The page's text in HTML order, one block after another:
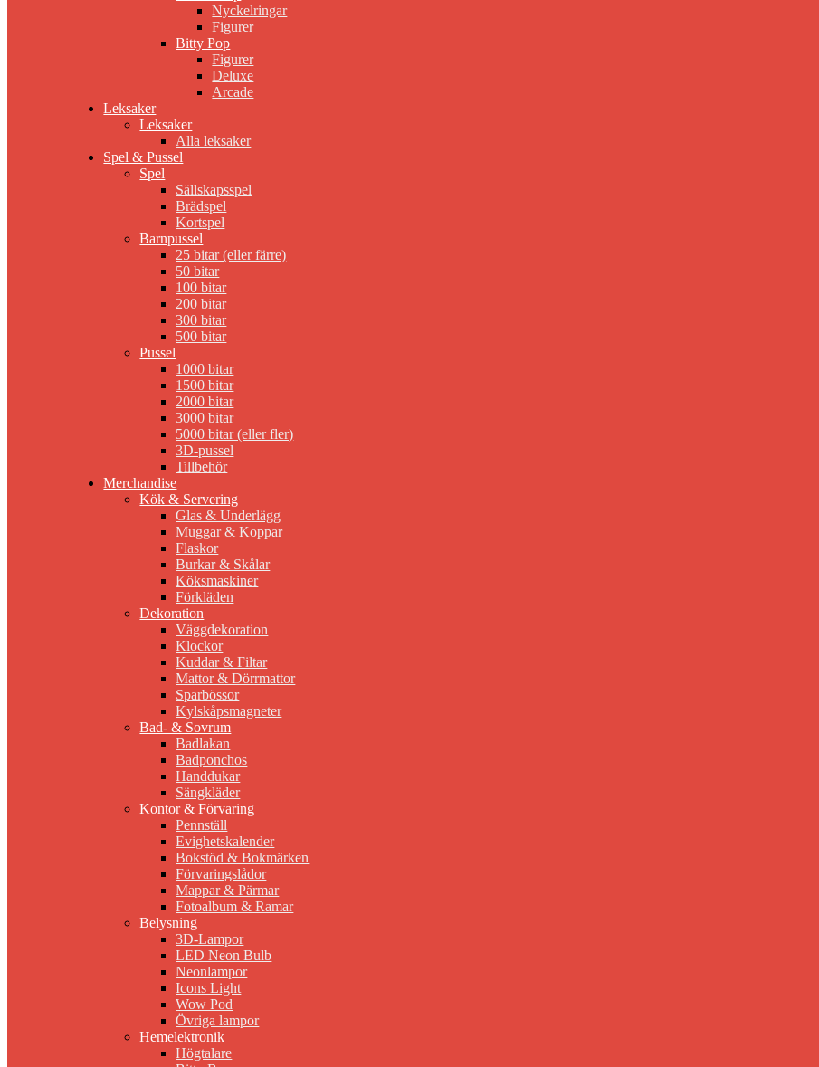
Nyckelringar
Figurer
Bitty Pop
Figurer
Deluxe
Arcade
Leksaker
Leksaker
Alla leksaker
Spel & Pussel
Spel
Sällskapsspel
Brädspel
Kortspel
Barnpussel
25 bitar (eller färre)
50 bitar
100 bitar
200 bitar
300 bitar
500 bitar
Pussel
1000 bitar
1500 bitar
2000 bitar
3000 bitar
5000 bitar (eller fler)
3D-pussel
Tillbehör
Merchandise
Kök & Servering
Glas & Underlägg
Muggar & Koppar
Flaskor
Burkar & Skålar
Köksmaskiner
Förkläden
Dekoration
Väggdekoration
Klockor
Kuddar & Filtar
Mattor & Dörrmattor
Sparbössor
Kylskåpsmagneter
Bad- & Sovrum
Badlakan
Badponchos
Handdukar
Sängkläder
Kontor & Förvaring
Pennställ
Evighetskalender
Bokstöd & Bokmärken
Förvaringslådor
Mappar & Pärmar
Fotoalbum & Ramar
Belysning
3D-Lampor
LED Neon Bulb
Neonlampor
Icons Light
Wow Pod
Övriga lampor
Hemelektronik
Högtalare